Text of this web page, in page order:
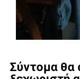
Σύντομα θα